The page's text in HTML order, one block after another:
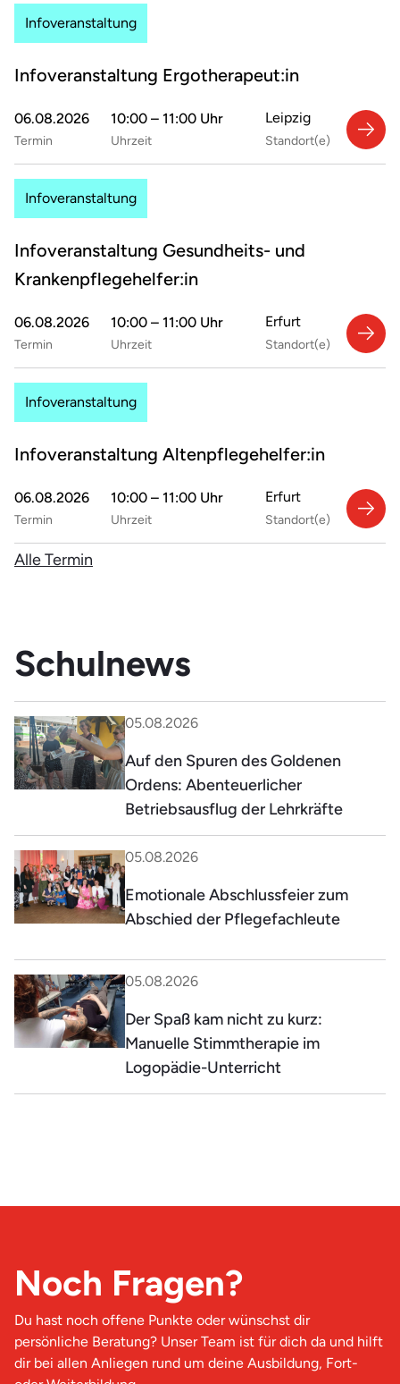
Infoveranstaltung
Infoveranstaltung Ergotherapeut:in
06.08.2026
Termin
10:00 – 11:00 Uhr
Uhrzeit
Leipzig
Standort(e)
Infoveranstaltung
Infoveranstaltung Gesundheits- und
Krankenpflegehelfer:in
06.08.2026
Termin
10:00 – 11:00 Uhr
Uhrzeit
Erfurt
Standort(e)
Infoveranstaltung
Infoveranstaltung Altenpflegehelfer:in
06.08.2026
Termin
10:00 – 11:00 Uhr
Uhrzeit
Erfurt
Standort(e)
Alle Termin
Schulnews
05.08.2026
Auf den Spuren des Goldenen
Ordens: Abenteuerlicher
Betriebsausflug der Lehrkräfte
05.08.2026
Emotionale Abschlussfeier zum
Abschied der Pflegefachleute
05.08.2026
Der Spaß kam nicht zu kurz:
Manuelle Stimmtherapie im
Logopädie-Unterricht
Noch Fragen?
Du hast noch offene Punkte oder wünschst dir
persönliche Beratung? Unser Team ist für dich da und hilft
dir bei allen Anliegen rund um deine Ausbildung, Fort-